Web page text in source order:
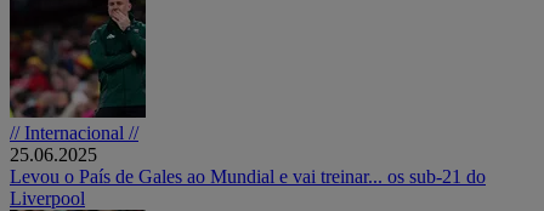
// Internacional //
25.06.2025
Levou o País de Gales ao Mundial e vai treinar... os sub-21 do
Liverpool